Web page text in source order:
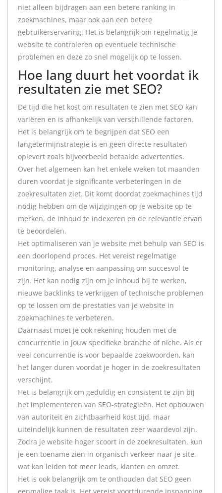
niet alleen bijdragen aan een betere ranking in
zoekmachines, maar ook aan een betere
gebruikerservaring. Het is belangrijk om regelmatig je
website te controleren op eventuele technische
problemen en deze zo snel mogelijk op te lossen.
Hoe lang duurt het voordat ik
resultaten zie met SEO?
De tijd die het kost om resultaten te zien met SEO kan
variëren en is afhankelijk van verschillende factoren.
Het is belangrijk om te begrijpen dat SEO een
langetermijnstrategie is en geen directe resultaten
oplevert zoals bijvoorbeeld betaalde advertenties.
Over het algemeen kan het enkele weken tot maanden
duren voordat je significante verbeteringen in de
zoekresultaten ziet. Dit komt doordat zoekmachines tijd
nodig hebben om de wijzigingen op je website op te
merken, de inhoud te indexeren en de relevantie ervan
te beoordelen.
Het optimaliseren van je website met behulp van SEO is
een doorlopend proces. Het vereist regelmatige
monitoring, analyse en aanpassing om succesvol te
zijn. Het kan nodig zijn om je inhoud bij te werken,
nieuwe backlinks te verkrijgen of technische problemen
op te lossen om de prestaties van je website in
zoekmachines te verbeteren.
Daarnaast moet je ook rekening houden met de
concurrentie in jouw specifieke branche of niche. Als er
veel concurrentie is voor bepaalde zoekwoorden, kan
het langer duren voordat je hoger in de zoekresultaten
verschijnt.
Het is belangrijk om geduldig en consistent te zijn bij
het implementeren van SEO-strategieën. Het opbouwen
van autoriteit en zichtbaarheid kost tijd, maar
uiteindelijk kunnen de resultaten zeer waardevol zijn.
Zodra je website hoger scoort in de zoekresultaten, kun
je een toename zien in organisch verkeer naar je site,
wat kan leiden tot meer leads, klanten en omzet.
Het is ook belangrijk om te onthouden dat SEO geen